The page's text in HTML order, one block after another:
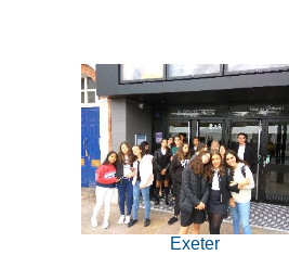
Exeter